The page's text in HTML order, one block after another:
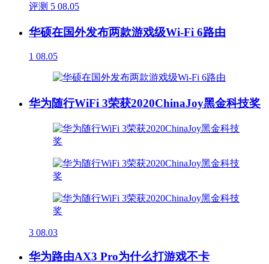
评测 5 08.05
华硕在国外发布两款游戏级Wi-Fi 6路由
1 08.05
华为随行WiFi 3荣获2020ChinaJoy黑金科技奖
3 08.03
华为路由AX3 Pro为什么打游戏不卡